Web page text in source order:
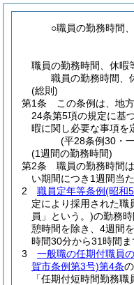
○職員の勤務時間
職員の勤務時間、休暇
職員の勤務時間、
(総則)
第1条
この条例は、地
24条第5項の規定に基
暇に関し必要な事項を
(平28条例30・
(1週間の勤務時間)
第2条
職員の勤務時間
い期間につき1週間当
2
職員定年等条例(昭和
定により採用された職
員」という。)の勤務時
憩時間を除き、4週間
時間30分から31時間ま
3
一般職の任期付職員
賀市条例第3号)第4条
「任期付短時間勤務